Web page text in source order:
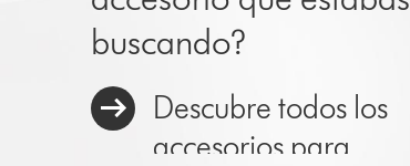
buscando?
Descubre todos los
accesorios para